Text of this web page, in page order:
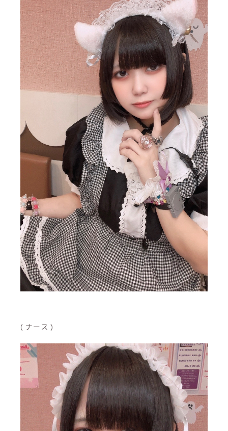
( ナース )